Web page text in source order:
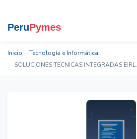
Inicio
Tecnología e Informática
SOLUCIONES TECNICAS INTEGRADAS EIRL.